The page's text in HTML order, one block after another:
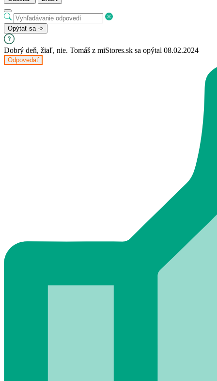
Opýtať sa ->
Dobrý deň, žiaľ, nie. Tomáš z miStores.sk sa opýtal 08.02.2024
Odpovedať